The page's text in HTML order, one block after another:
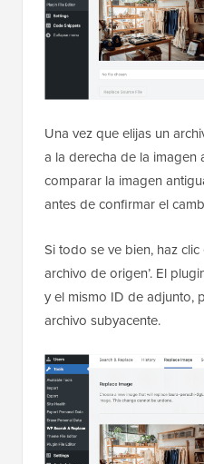
Una vez que elijas un
a la derecha de la imagen
comparar la imagen
antes de confirmar el
Si todo se ve bien, haz
archivo de origen’. El
y el mismo ID de adjunto,
archivo subyacente.